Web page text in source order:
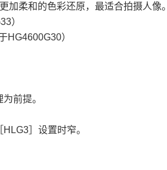
柔和的色彩还原，最适合拍摄人像。
）
HG4600G30）
前提。
HLG3］ 设置时窄。